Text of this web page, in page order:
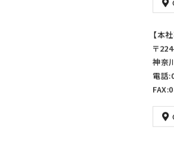
【本
〒
神奈
電話